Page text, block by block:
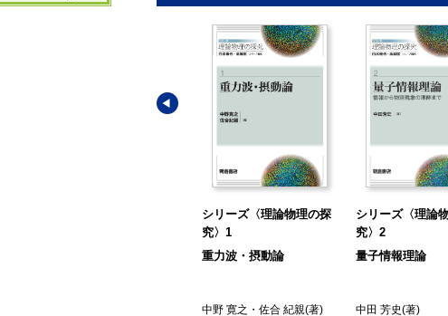
3. 3 von Neumann エントロピーとエンタングル
3. 4 低エネルギー有効場の理論とその破綻
3. 5 nice slice argument: ホライズン時空と無限
3. 6 Unruh 効果：平坦な時空の真空の量子もつれ
3. 7 世にも奇妙な動く歩道
3. 9 Page 曲 線
3. 10 ブラックホールの残骸物（remnant）？
3. 12 ブラックホールの防火壁（firewall）パラド
3. 13 純粋状態と混合状態の違いはどの程度なの
シリーズ〈理論物理の探
究〉1
重力波・摂動論
中野 寛之 ・ 佐合 紀親(著)
シリーズ〈理論
究〉2
量子情報理論
中田 芳史(著)